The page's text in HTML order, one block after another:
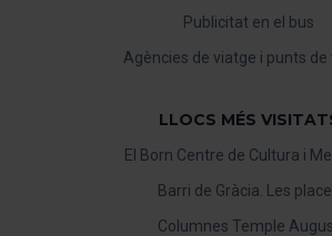
Publicitat en el bus
Agències de viatge i punts de
LLOCS MÉS
El Born Centre de Cultura i
Barri de Gràcia. Les
Columnes Temple